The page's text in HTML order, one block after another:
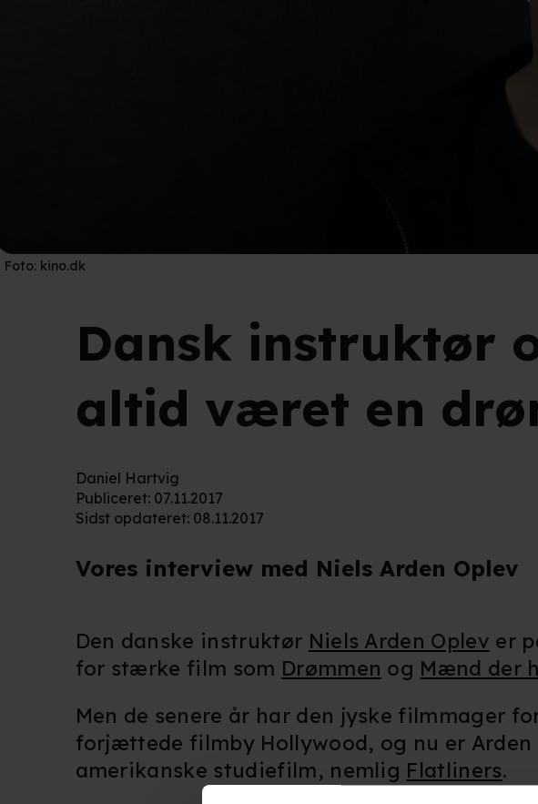
Foto: kino.dk
Dansk instruktør
altid været en
Daniel Hartvig
Publiceret: 07.11.2017
Sidst opdateret: 08.11.2017
Vores interview med Niels Arden Oplev
Den danske instruktør Niels Arden Oplev er
for stærke film som Drømmen og Mænd der
Men de senere år har den jyske filmmager
forjættede filmby Hollywood, og nu er
amerikanske studiefilm, nemlig Flatliners.